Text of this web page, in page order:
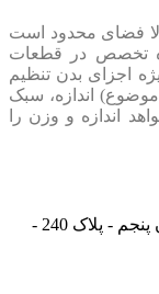
فضای محدود است
تخصص در قطعات
اجزای بدن تنظیم
اندازه، سبک
اندازه و وزن را
تهران - خیابان پاسداران - خیابان گلستان پنجم - پلاک 240 -